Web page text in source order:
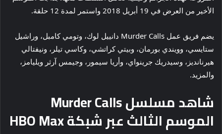
الأخير من العرض في 19 أبريل 2018 واستمر لمدة 12 حلقة.
يضم فريق عمل Murder Calls دانييل لوك، وتومي كامبل، وراشيل
ستايسي، وويندي بورمان، وبيتي كراتشي، وكاسي تيلر، ونيفتالي
هيرنانديز، وسيدريك جرينواي، وأريا سيمور، وجيمس آرثر ويليامز،
والمزيد.
شاهد مسلسل Murder Calls
الموسم الثالث عبر شبكة HBO Max